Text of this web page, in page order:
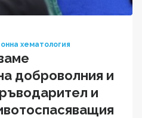
хематология
доброволния и
и